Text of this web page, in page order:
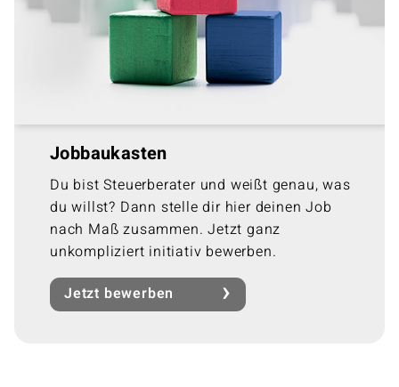
Jobbaukasten
Du bist Steuerberater und weißt genau, was
du willst? Dann stelle dir hier deinen Job
nach Maß zusammen. Jetzt ganz
unkompliziert initiativ bewerben.
Jetzt bewerben